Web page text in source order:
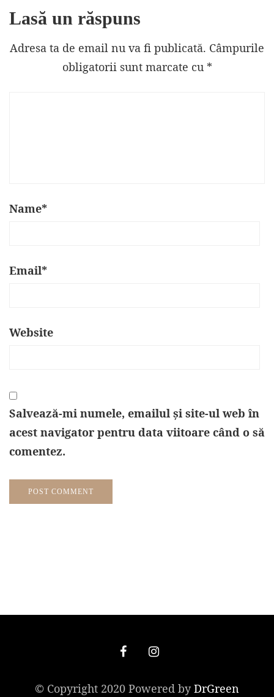
Lasă un răspuns
Adresa ta de email nu va fi publicată. Câmpurile
obligatorii sunt marcate cu *
Name*
Email*
Website
Salvează-mi numele, emailul și site-ul web în
acest navigator pentru data viitoare când o să
comentez.
© Copyright 2020 Powered byDrGreen